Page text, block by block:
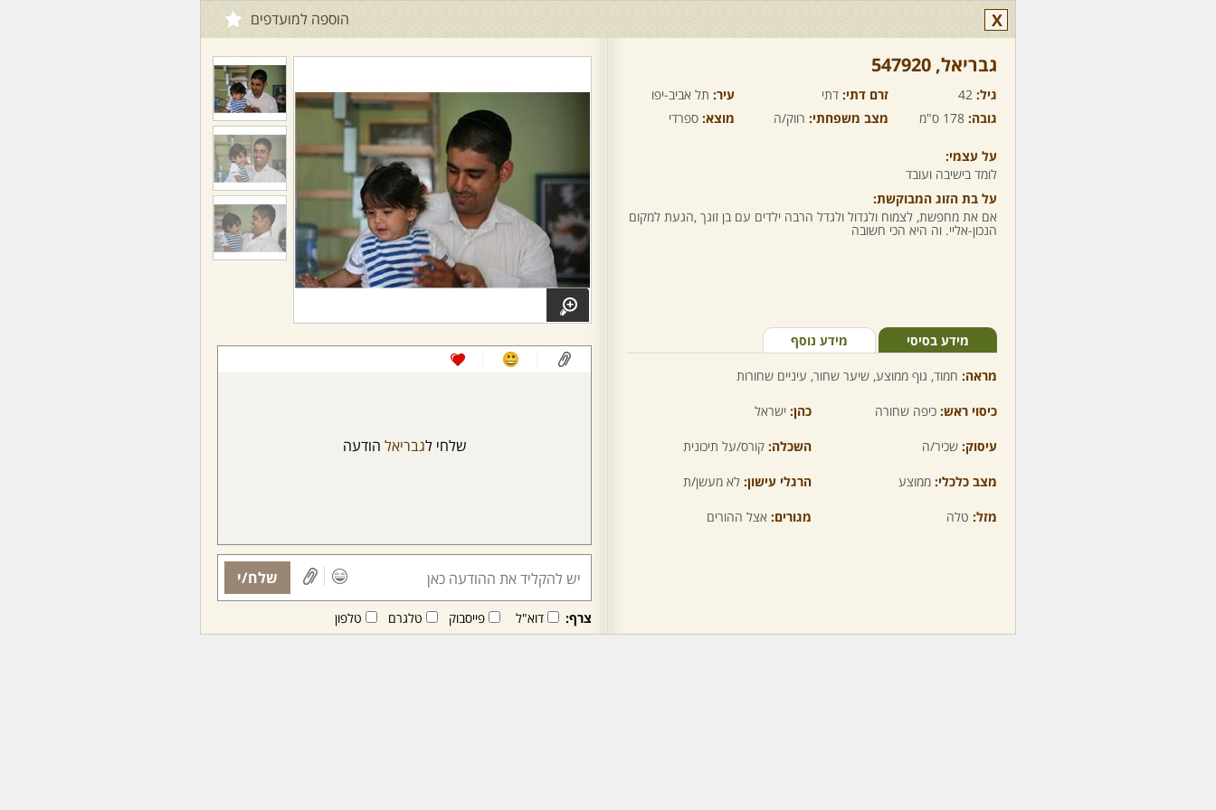
X הוספה למועדפים
גבריאל,‏ 547920
גיל: 42 זרם דתי: דתי עיר: תל אביב-יפו
גובה: 178 ס"מ מצב משפחתי: רווק/ה מוצא: ספרדי
על עצמי:
לומד בישיבה ועובד
על בת הזוג המבוקשת:
אם את מחפשת, לצמוח ולגדול ולגדל הרבה ילדים עם בן זוגך ,הגעת למקום
הנכון-אליי. וה היא הכי חשובה
מידע בסיסי מידע נוסף
מראה: חמוד, גוף ממוצע, שיער שחור, עיניים שחורות
כיסוי ראש: כיפה שחורה כהן: ישראל
עיסוק: שכיר/ה השכלה: קורס/על תיכונית
מצב כלכלי: ממוצע הרגלי עישון: לא מעשן/ת
מזל: טלה מגורים: אצל ההורים
שלחי לגבריאל הודעה
שלח/י
צרף: דוא"ל פייסבוק טלגרם טלפון